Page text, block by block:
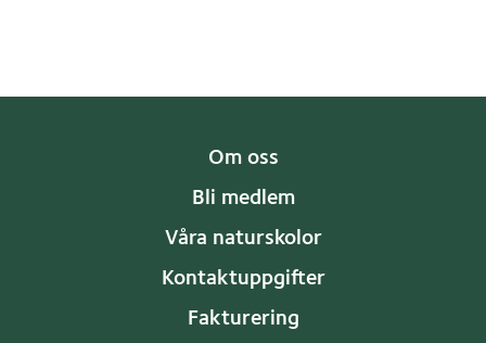
Om oss
Bli medlem
Våra naturskolor
Kontaktuppgifter
Fakturering